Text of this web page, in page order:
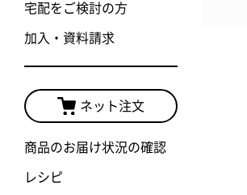
宅配をご検討の方
加入・資料請求
ネット注文
商品のお届け状況の確認
レシピ